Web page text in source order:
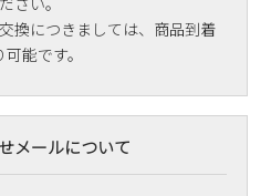
換につきましては、商品到着
能です。
メールについて